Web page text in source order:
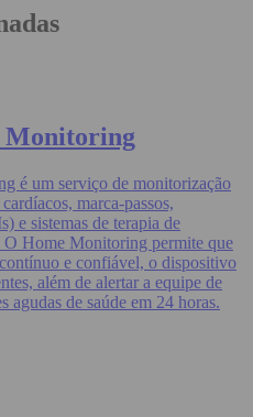
é um serviço de monitorização
marca-passos,
e sistemas de terapia de
O Home Monitoring permite que
e confiável, o dispositivo
além de alertar a equipe de
agudas de saúde em 24 horas.